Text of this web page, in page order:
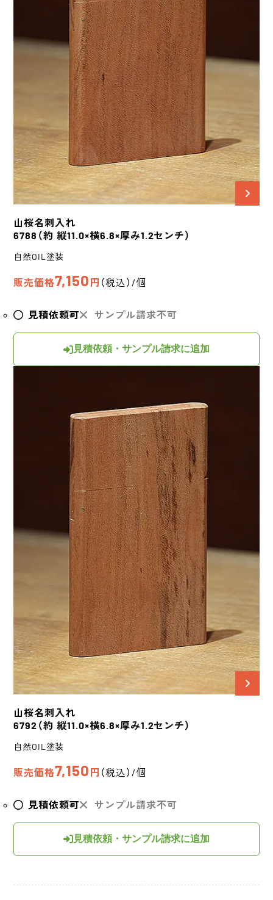
山桜名刺入れ
6788 （約 縦11.0×横6.8×厚み1.2センチ）
自然OIL塗装
販売価格7,150 円 （税込）/個
見積依頼可 サンプル請求不可
見積依頼・サンプル請求に追加
山桜名刺入れ
6792 （約 縦11.0×横6.8×厚み1.2センチ）
自然OIL塗装
販売価格7,150 円 （税込）/個
見積依頼可 サンプル請求不可
見積依頼・サンプル請求に追加